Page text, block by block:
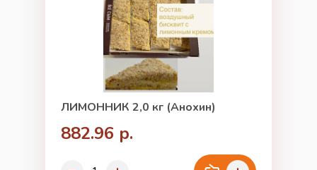
ЛИМОННИК 2,0 кг (Анохин)
882.96 р.